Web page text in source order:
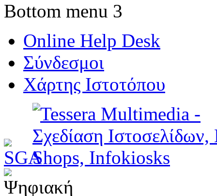
Bottom menu 3
Online Help Desk
Σύνδεσμοι
Χάρτης Ιστοτόπου